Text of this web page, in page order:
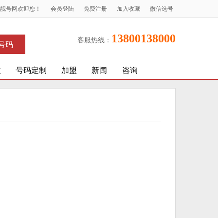
号网欢迎您！ 会员登陆 免费注册 加入收藏 微信选号
码
客服热线： 13800138000
号码定制 加盟 新闻 咨询